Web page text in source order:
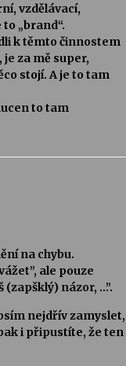
vzdělávací,
„brand“.
k těmto činnostem
za mě super,
stojí. A je to tam
to tam
na chybu.
ale pouze
(zapšklý) názor, …”.
nejdřív zamyslet,
i připustíte, že ten